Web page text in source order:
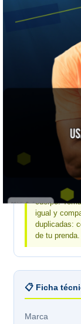
Para la que
📏 GUÍA DE
Nox · medidas
MEDIDA
Largo total
Contorno de
Mide una
son de la
cuerpo.
igual y
duplicadas:
de tu prenda.
📋 Ficha
Marca